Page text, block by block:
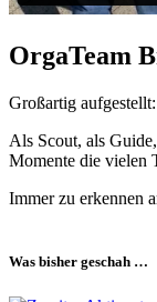
OrgaTeam
Großartig
Als Scout, als
Momente die vielen
Immer zu erkennen
Was bisher geschah …